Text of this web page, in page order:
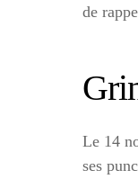
de
Le 14
ses